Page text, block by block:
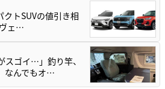
クトSUVの値引き相
ェ…
スゴイ…」釣り竿、
なんでもオ…